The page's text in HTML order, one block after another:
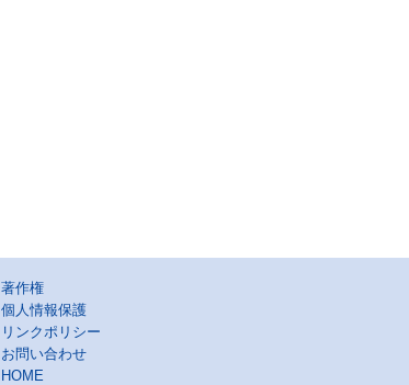
著作権
個人情報保護
リンクポリシー
お問い合わせ
HOME